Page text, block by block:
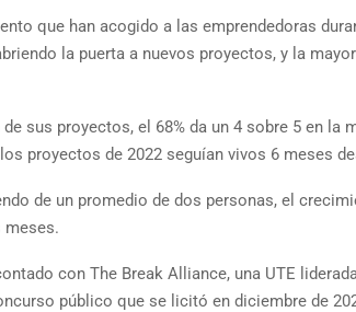
que han acogido a las emprendedoras
la puerta a nuevos proyectos, y la
sus proyectos, el 68% da un 4 sobre 5 en la
proyectos de 2022 seguían vivos 6 meses
de un promedio de dos personas, el
meses.
con The Break Alliance, una UTE
público que se licitó en diciembre de